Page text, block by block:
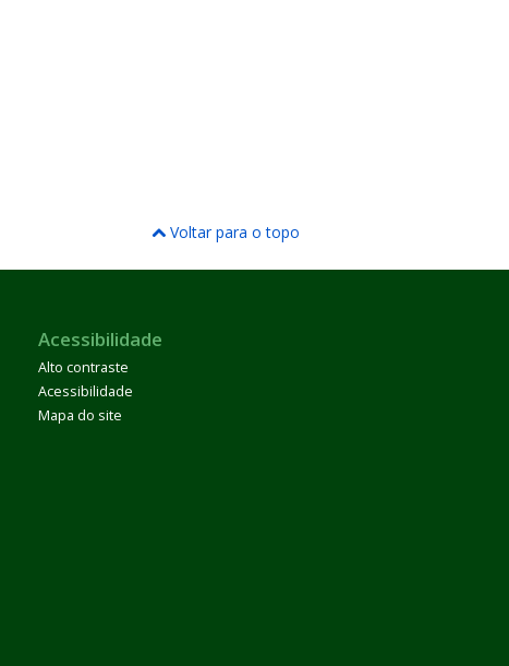
Voltar para o topo
Acessibilidade
Alto contraste
Acessibilidade
Mapa do site